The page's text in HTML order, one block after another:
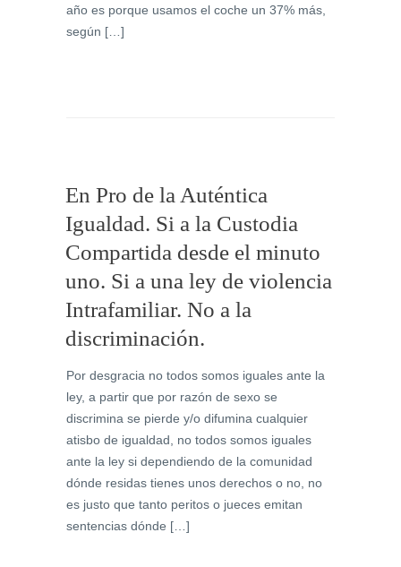
año es porque usamos el coche un 37% más,
según […]
En Pro de la Auténtica
Igualdad. Si a la Custodia
Compartida desde el minuto
uno. Si a una ley de violencia
Intrafamiliar. No a la
discriminación.
Por desgracia no todos somos iguales ante la
ley, a partir que por razón de sexo se
discrimina se pierde y/o difumina cualquier
atisbo de igualdad, no todos somos iguales
ante la ley si dependiendo de la comunidad
dónde residas tienes unos derechos o no, no
es justo que tanto peritos o jueces emitan
sentencias dónde […]